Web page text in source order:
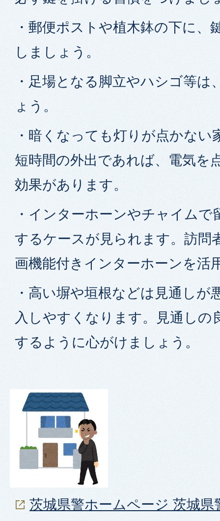
・郵便ポストや植木鉢の下に、
しましょう。
・足場となる脚立やハシゴ等は
ょう。
・暗くなっても灯りが点かない
短時間の外出であれば、電気を
効果があります。
・インターホーンやチャイムで
するケースが見られます。訪問
画機能付きインターホーンを活
・高い塀や垣根などは見通しが
入しやすくなります。見通しの
するように心がけましょう。
茨城県警ホームページ 茨城県